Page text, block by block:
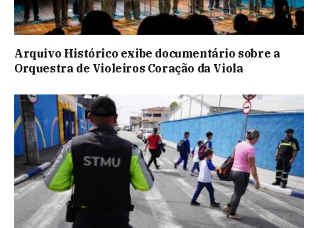
Arquivo Histórico exibe documentário sobre a
Orquestra de Violeiros Coração da Viola